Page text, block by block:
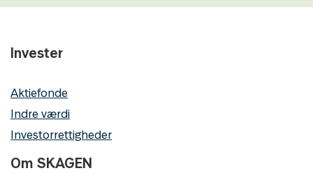
Invester
Aktiefonde
Indre værdi
Investorrettigheder
Om SKAGEN